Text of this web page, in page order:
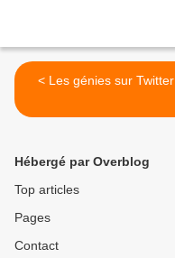
< Les génies sur Twitter
Hébergé par Overblog
Top articles
Pages
Contact